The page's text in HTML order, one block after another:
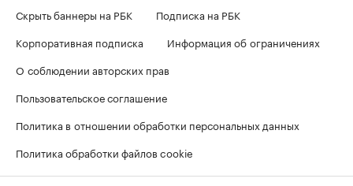
Скрыть баннеры на РБК
Подписка на РБК
Корпоративная подписка
Информация об ограничениях
О соблюдении авторских прав
Пользовательское соглашение
Политика в отношении обработки персональных данных
Политика обработки файлов cookie